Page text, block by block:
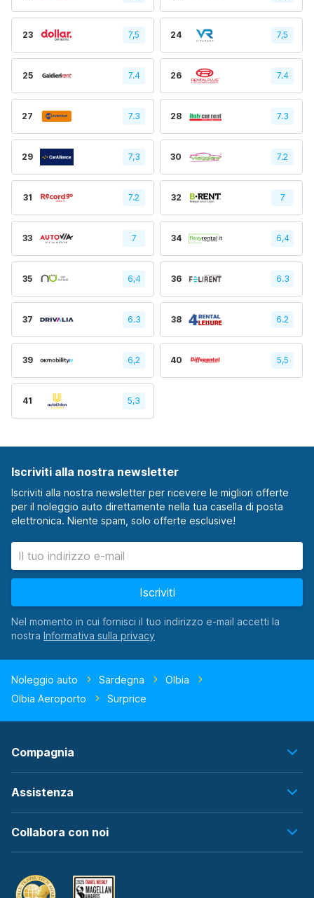
23 7,5 24 7,5
25 7.4 26 7.4
27 7.3 28 7.3
29 7,3 30 7.2
31 7.2 32 7
33 7 34 6,4
35 6,4 36 6.3
37 6.3 38 6.2
39 6,2 40 5,5
41 5,3
Iscriviti alla nostra newsletter
Iscriviti alla nostra newsletter per ricevere le migliori offerte
per il noleggio auto direttamente nella tua casella di posta
elettronica. Niente spam, solo offerte esclusive!
Iscriviti
Nel momento in cui fornisci il tuo indirizzo e-mail accetti la
nostra
Noleggio auto Sardegna
Olbia
Olbia Aeroporto
Surprice
Compagnia
Assistenza
Collabora con noi